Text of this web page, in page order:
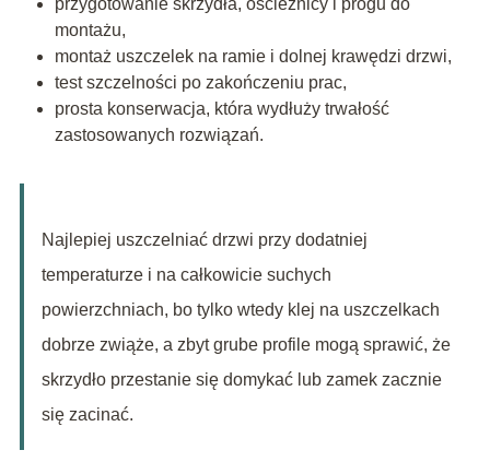
montażu,
montaż uszczelek na ramie i dolnej krawędzi drzwi,
test szczelności po zakończeniu prac,
prosta konserwacja, która wydłuży trwałość
zastosowanych rozwiązań.
Najlepiej uszczelniać drzwi przy dodatniej
temperaturze i na całkowicie suchych
powierzchniach, bo tylko wtedy klej na uszczelkach
dobrze zwiąże, a zbyt grube profile mogą sprawić, że
skrzydło przestanie się domykać lub zamek zacznie
się zacinać.